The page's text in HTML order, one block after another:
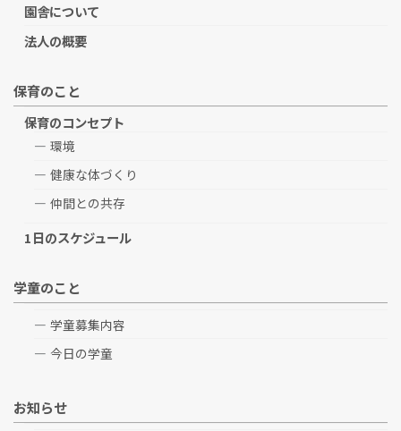
園舎について
法人の概要
保育のこと
保育のコンセプト
環境
健康な体づくり
仲間との共存
1日のスケジュール
学童のこと
学童募集内容
今日の学童
お知らせ